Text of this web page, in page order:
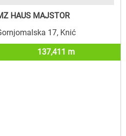
HAUS MAJSTOR
17, Knić
137,411 m